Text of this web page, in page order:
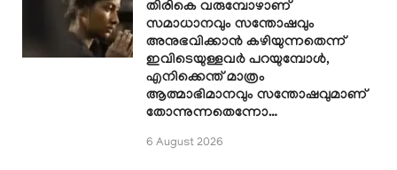
തിരികെ വരുമ്പോഴാണ്
സമാധാനവും സന്തോഷവും
അനുഭവിക്കാൻ കഴിയുന്നതെന്ന്
ഇവിടെയുള്ളവർ പറയുമ്പോൾ,
എനിക്കെന്ത് മാത്രം
ആത്മാഭിമാനവും സന്തോഷവുമാണ്
തോന്നുന്നതെന്നോ…
6 August 2026